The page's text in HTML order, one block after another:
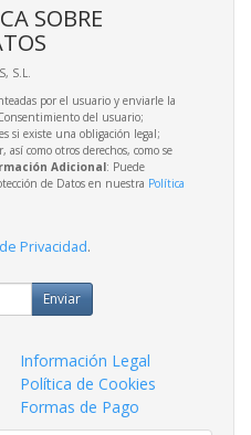
SOBRE
S.L.
por el usuario y enviarle la
del usuario;
si existe una obligación legal;
como otros derechos, como se
Adicional: Puede
de Datos en nuestra Política
Privacidad.
Enviar
Información Legal
Política de Cookies
Formas de Pago